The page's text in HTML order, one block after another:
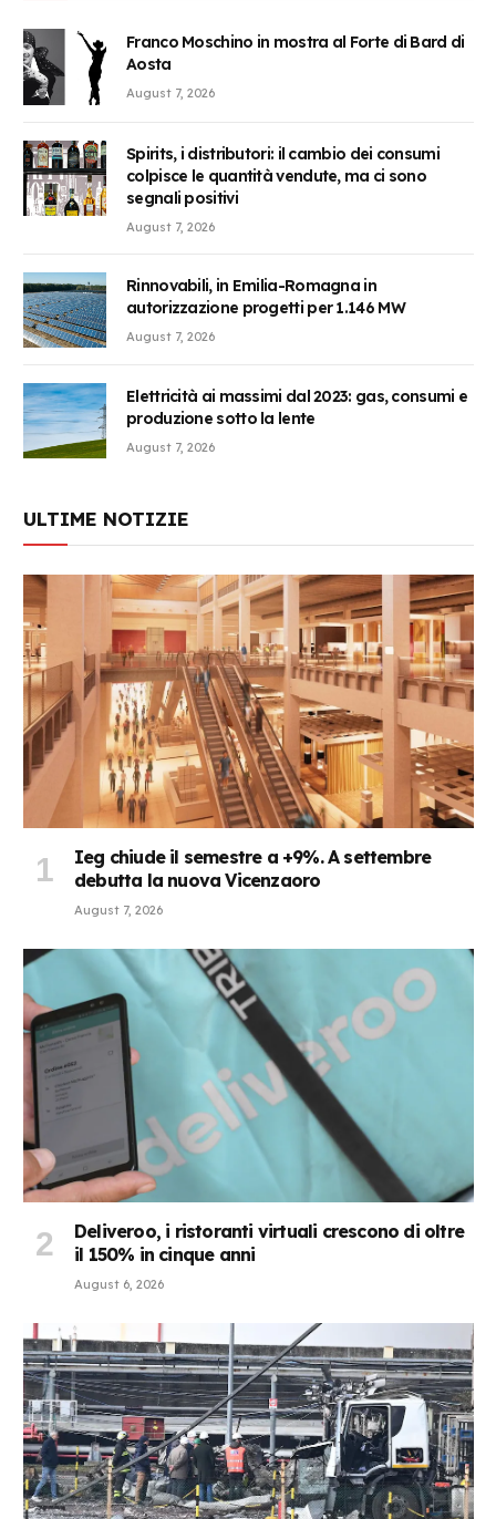
Franco Moschino in mostra al Forte di Bard di
Aosta
August 7, 2026
Spirits, i distributori: il cambio dei consumi
colpisce le quantità vendute, ma ci sono
segnali positivi
August 7, 2026
Rinnovabili, in Emilia-Romagna in
autorizzazione progetti per 1.146 MW
August 7, 2026
Elettricità ai massimi dal 2023: gas, consumi e
produzione sotto la lente
August 7, 2026
ULTIME NOTIZIE
Ieg chiude il semestre a +9%. A settembre
debutta la nuova Vicenzaoro
August 7, 2026
Deliveroo, i ristoranti virtuali crescono di oltre
il 150% in cinque anni
August 6, 2026